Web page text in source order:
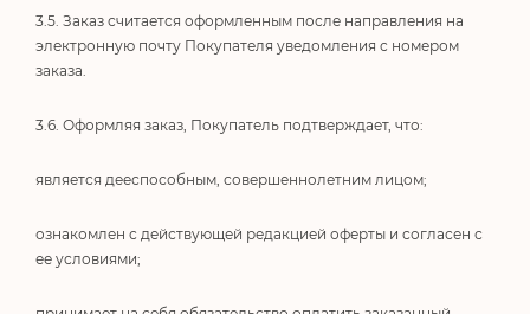
3.5. Заказ считается оформленным после направления на
электронную почту Покупателя уведомления с номером
заказа.
3.6. Оформляя заказ, Покупатель подтверждает, что:
является дееспособным, совершеннолетним лицом;
ознакомлен с действующей редакцией оферты и согласен с
ее условиями;